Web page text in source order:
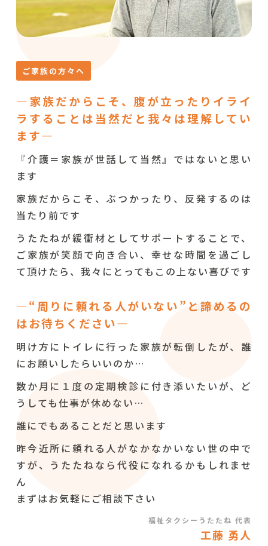
ご家族の方々へ
―家族だからこそ、腹が立ったりイライ
ラすることは当然だと我々は理解してい
ます―
『介護＝家族が世話して当然』ではないと思い
ます
家族だからこそ、ぶつかったり、反発するのは
当たり前です
うたたねが緩衝材としてサポートすることで、
ご家族が笑顔で向き合い、幸せな時間を過ごし
て頂けたら、我々にとってもこの上ない喜びです
―“周りに頼れる人がいない”と諦めるの
はお待ちください―
明け方にトイレに行った家族が転倒したが、誰
にお願いしたらいいのか…
数か月に１度の定期検診に付き添いたいが、ど
うしても仕事が休めない…
誰にでもあることだと思います
昨今近所に頼れる人がなかなかいない世の中で
すが、うたたねなら代役になれるかもしれませ
ん
まずはお気軽にご相談下さい
福祉タクシーうたたね 代表
工藤 勇人